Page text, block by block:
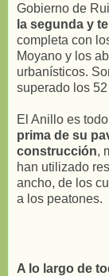
Gobierno de
la segunda y
completa con
Moyano y los
urbanísticos.
superado los
El Anillo es
prima de su
construcción,
han utilizado
ancho, de los
a los peatones.
A lo largo de